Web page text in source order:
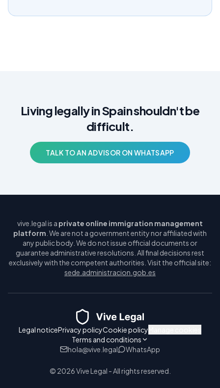
Living legally in Spain shouldn't be
difficult.
TALK TO AN ADVISOR ON WHATSAPP
vive.legal is a private online immigration management
platform . We are not a government entity nor affiliated with
any public body. We do not issue official documents or
guarantee administrative resolutions. All final decisions rest
exclusively with the competent authorities. Visit the official site:
sede.administracion.gob.es
Legal noticePrivacy policyCookie policy
Terms and conditions
hola@vive.legal
WhatsApp
© 2026 Vive Legal - All rights reserved.